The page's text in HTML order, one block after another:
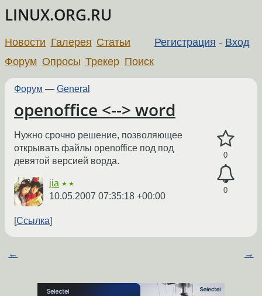
LINUX.ORG.RU
Регистрация - Вход
Новости Галерея Статьи
Форум Опросы Трекер Поиск
Форум — General
openoffice <--> word
0
0
Нужно срочно решение, позволяющее
открывать файлы openoffice под под
девятой версией ворда.
jia ★★
10.05.2007 07:35:18 +00:00
Ссылка
← →